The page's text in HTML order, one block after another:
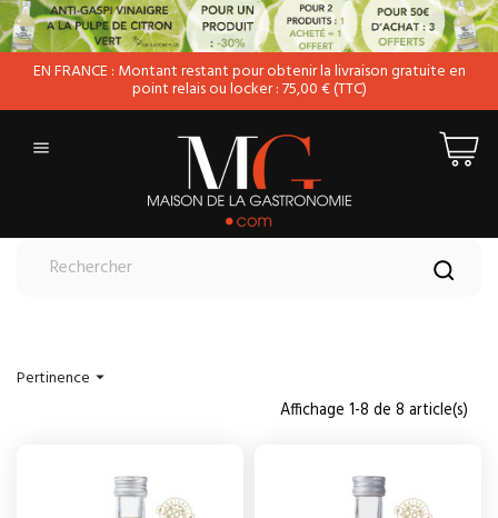
EN FRANCE : Montant restant pour obtenir la livraison gratuite en
point relais ou locker : 75,00 € (TTC)

Pertinence 
Affichage 1-8 de 8 article(s)